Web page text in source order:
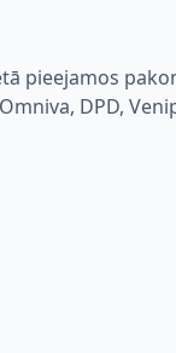
pieejamos
DPD,